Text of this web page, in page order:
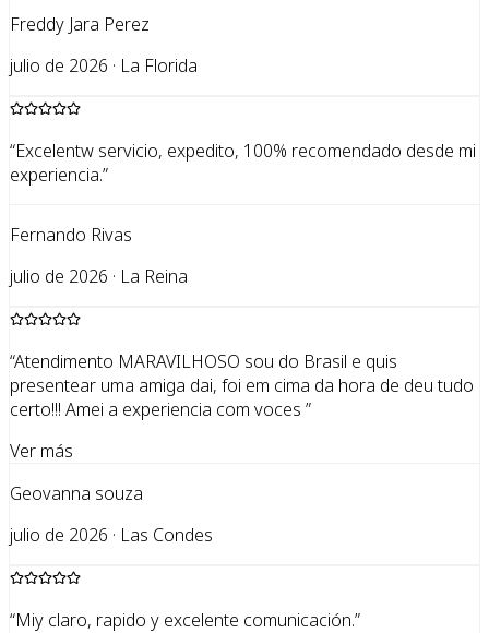
Freddy Jara Perez
julio de 2026 · La Florida
“Excelentw servicio, expedito, 100% recomendado desde mi
experiencia.”
Fernando Rivas
julio de 2026 · La Reina
“Atendimento MARAVILHOSO sou do Brasil e quis
presentear uma amiga dai, foi em cima da hora de deu tudo
certo!!! Amei a experiencia com voces ”
Ver más
Geovanna souza
julio de 2026 · Las Condes
“Miy claro, rapido y excelente comunicación.”